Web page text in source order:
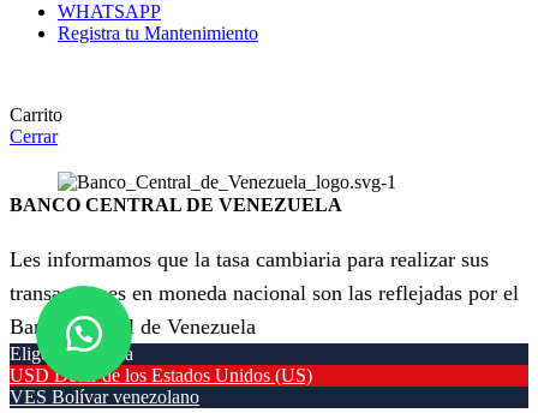
WHATSAPP
Registra tu Mantenimiento
Carrito
Cerrar
BANCO CENTRAL DE VENEZUELA
Les informamos que la tasa cambiaria para realizar sus
transacciones en moneda nacional son las reflejadas por el
Banco Central de Venezuela
Elige tu moneda
USD Dólar de los Estados Unidos (US)
VES Bolívar venezolano